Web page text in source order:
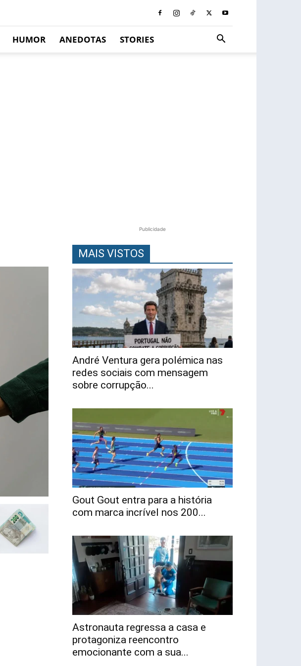
HUMOR ANEDOTAS STORIES
Publicidade
MAIS VISTOS
André Ventura gera polémica nas
redes sociais com mensagem
sobre corrupção...
Gout Gout entra para a história
com marca incrível nos 200...
Astronauta regressa a casa e
protagoniza reencontro
emocionante com a sua...